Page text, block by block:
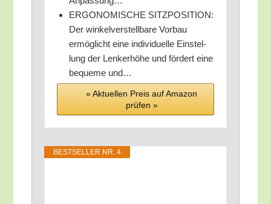
ERGONOMISCHE SITZPOSITION:
Der win­kel­ver­stell­ba­re Vor­bau
ermög­licht eine indi­vi­du­el­le Ein­stel­
lung der Len­ker­hö­he und för­dert eine
beque­me und…
» Aktu­el­len Preis auf Ama­zon
prü­fen »
BEST­SEL­LER NR. 4